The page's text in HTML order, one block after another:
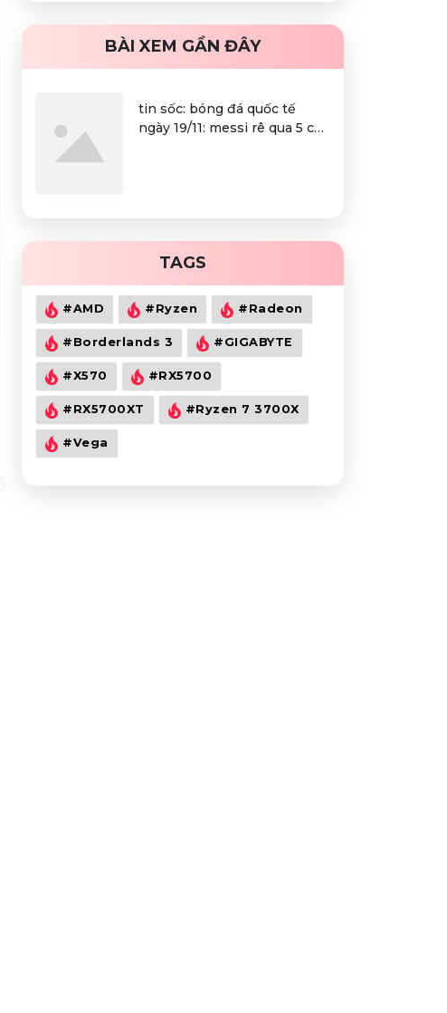
BÀI XEM GẦN ĐÂY
tin sốc: bóng đá quốc tế
ngày 19/11: messi rê qua 5 cầu
TAGS
#AMD #Ryzen #Radeon
#Borderlands 3 #GIGABYTE
#X570 #RX5700
#RX5700XT #Ryzen 7 3700X
#Vega